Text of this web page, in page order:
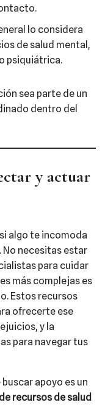
lo considera
de salud mental,
psiquiátrica.
sea parte de un
dentro del
y actuar
algo te incomoda
No necesitas estar
para cuidar
más complejas es
Estos recursos
ofrecerte ese
y la
para navegar tus
apoyo es un
recursos de salud